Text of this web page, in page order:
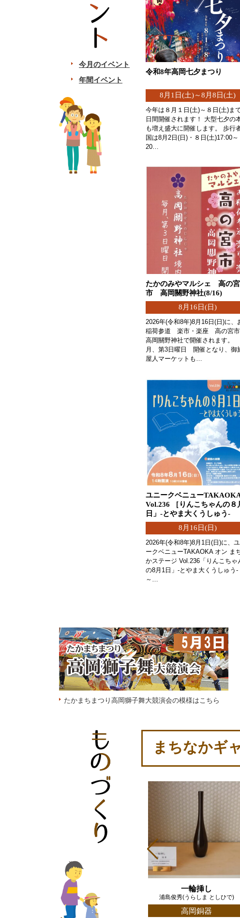
今月のイベント
年間イベント
令和8年高岡七夕まつり
8月1日(土)～8月8日(土)
今年は８月１日(土)～８日(土)ま
日間開催されます！ 大型七夕の
も増え盛大に開催します。 歩行
国は8月2日(日)・８日(土)17:00～
20…
たかのみやマルシェ 高の宮
市 高岡關野神社(8/16)
8月16日(日)
2026年(令和8年)8月16日(日)に、
稲荷参道 楽市・楽座 高の宮
高岡關野神社で開催されます
月、第3日曜日 開催となり、御
屋人マーケットも…
ユニークベニュー
Vol.236 ［りんこちゃんの８
日」-とやま大くうしゅう-
8月16日(日)
2026年(令和8年)8月1日(日)に、
ークベニューTAKAOKA オン ま
かステージ Vol.236「りんこちゃ
の8月1日」-とやま大くうしゅう-
～…
たかまちまつり高岡獅子舞大競演会の模様はこちら
まちなかギ
二ツ引タンス(紬レインボ
ー･紬市松･櫛目波)
畑 勝日佐(はた かつひさ)
一輪挿し
浦島俊秀(うらしま としひで)
高岡銅器